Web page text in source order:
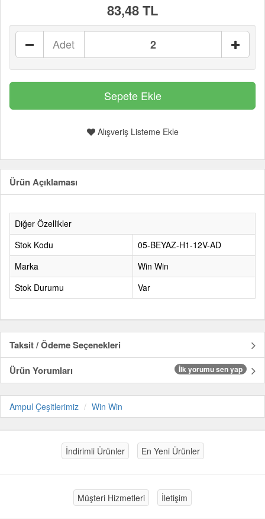
83,48 TL
Adet
Alışveriş Listeme Ekle
Ürün Açıklaması
Diğer Özellikler
Stok Kodu
05-BEYAZ-H1-12V-AD
Marka
Win Win
Stok Durumu
Var
Taksit / Ödeme Seçenekleri
Ürün Yorumları
İlk yorumu sen yap
Ampul Çeşitlerimiz Win Win
İndirimli Ürünler En Yeni Ürünler
Müşteri Hizmetleri İletişim